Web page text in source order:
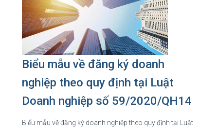
Biểu mẫu về đăng ký doanh
nghiệp theo quy định tại Luật
Doanh nghiệp số 59/2020/QH14
Biểu mẫu về đăng ký doanh nghiệp theo quy định tại Luật